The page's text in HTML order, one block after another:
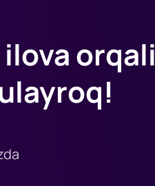
orqali